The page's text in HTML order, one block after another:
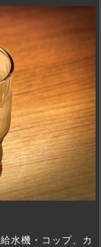
水機・コップ、カ